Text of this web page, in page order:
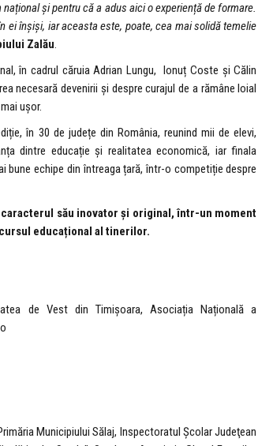
și pentru că a adus aici o experiență de formare.
ei înșiși, iar aceasta este, poate, cea mai solidă temelie
Zalău.
în cadrul căruia Adrian Lungu, Ionuț Coste și Călin
necesară devenirii și despre curajul de a rămâne loial
ușor.
în 30 de județe din România, reunind mii de elevi,
dintre educație și realitatea economică, iar finala
bune echipe din întreaga țară, într-o competiție despre
său inovator și original, într-un moment
educațional al tinerilor.
de Vest din Timișoara, Asociația Națională a
Municipiului Sălaj, Inspectoratul Şcolar Judeţean